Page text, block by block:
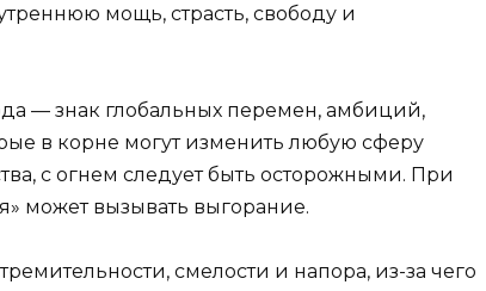
мощь, страсть, свободу и
— знак глобальных перемен, амбиций,
в корне могут изменить любую сферу
с огнем следует быть осторожными. При
может вызывать выгорание.
смелости и напора, из-за чего